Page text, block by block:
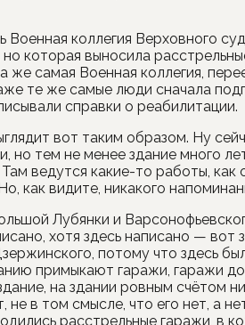
Военная коллегия Верховного
но которая выносила
самая Военная коллегия,
те же самые люди сначала
справки о реабилитации.
вот таким образом. Ну
но тем не менее здание много
ведутся какие-то работы,
как видите, никакого
Лубянки и
хотя здесь написано — вот
потому что здесь
примыкают гаражи, гаражи
на здании ровным счётом
не в том смысле, что его нет, а
расстрельные гаражи, в